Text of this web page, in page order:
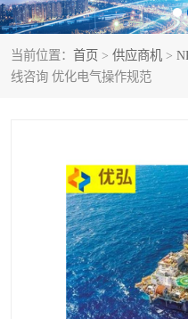
当前位置： 首页 > 供应商机 >
线咨询 优化电气操作规范
ART认证
巴西认证